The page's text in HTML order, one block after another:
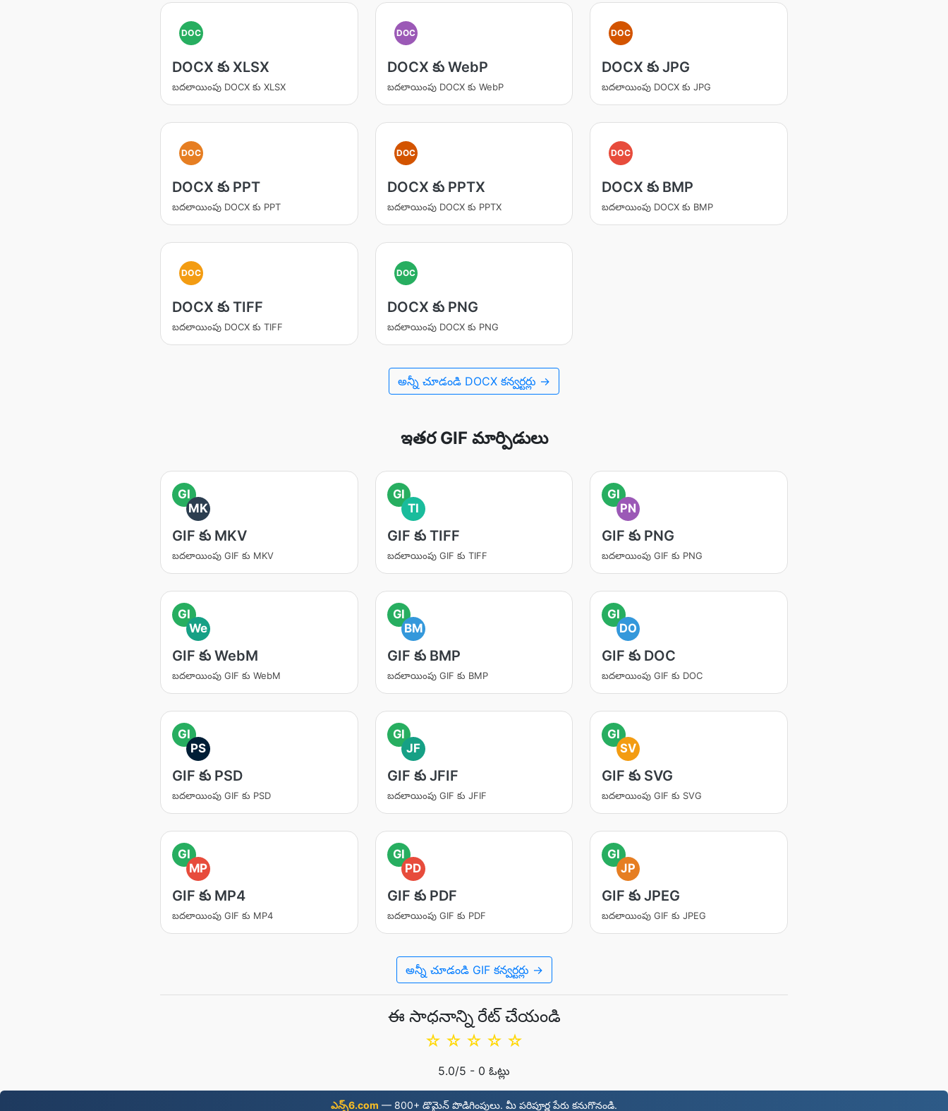
DOC
DOCX కు XLSX
బదలాయింపు DOCX కు XLSX
DOC
DOCX కు WebP
బదలాయింపు DOCX కు WebP
DOC
DOCX కు JPG
బదలాయింపు DOCX కు JPG
DOC
DOCX కు PPT
బదలాయింపు DOCX కు PPT
DOC
DOCX కు PPTX
బదలాయింపు DOCX కు PPTX
DOC
DOCX కు BMP
బదలాయింపు DOCX కు BMP
DOC
DOCX కు TIFF
బదలాయింపు DOCX కు TIFF
DOC
DOCX కు PNG
బదలాయింపు DOCX కు PNG
అన్నీ చూడండి DOCX కన్వర్టర్లు →
ఇతర GIF మార్పిడులు
GI
MK
GIF కు MKV
బదలాయింపు GIF కు MKV
GI
TI
GIF కు TIFF
బదలాయింపు GIF కు TIFF
GI
PN
GIF కు PNG
బదలాయింపు GIF కు PNG
GI
We
GIF కు WebM
బదలాయింపు GIF కు WebM
GI
BM
GIF కు BMP
బదలాయింపు GIF కు BMP
GI
DO
GIF కు DOC
బదలాయింపు GIF కు DOC
GI
PS
GIF కు PSD
బదలాయింపు GIF కు PSD
GI
JF
GIF కు JFIF
బదలాయింపు GIF కు JFIF
GI
SV
GIF కు SVG
బదలాయింపు GIF కు SVG
GI
MP
GIF కు MP4
బదలాయింపు GIF కు MP4
GI
PD
GIF కు PDF
బదలాయింపు GIF కు PDF
GI
JP
GIF కు JPEG
బదలాయింపు GIF కు JPEG
అన్నీ చూడండి GIF కన్వర్టర్లు →
ఈ సాధనాన్ని రేట్ చేయండి
☆
☆
☆
☆
☆
5.0/5 - 0 ఓట్లు
ఎన్స్6.com —⁠ 800+ డొమైన్ పొడిగింపులు. మీ పరిపూర్ణ పేరు కనుగొనండి.